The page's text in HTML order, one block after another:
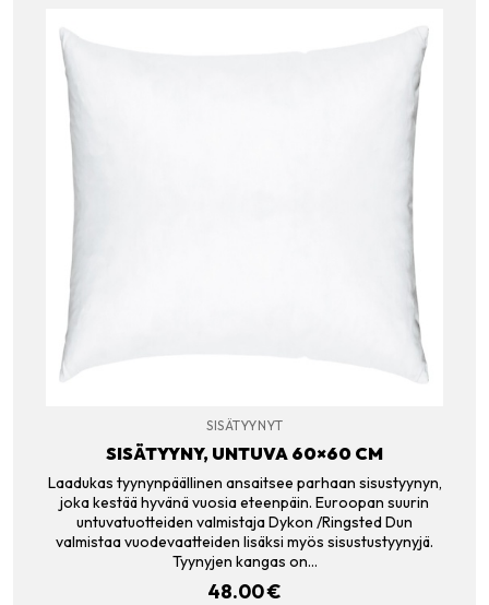
SISÄTYYNYT
SISÄTYYNY, UNTUVA 60×60 CM
Laadukas tyynynpäällinen ansaitsee parhaan sisustyynyn,
joka kestää hyvänä vuosia eteenpäin. Euroopan suurin
untuvatuotteiden valmistaja Dykon /Ringsted Dun
valmistaa vuodevaatteiden lisäksi myös sisustustyynyjä.
Tyynyjen kangas on…
48.00€